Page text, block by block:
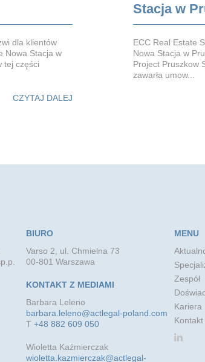
dla klientów
Nowa Stacja w
tej części
CZYTAJ DALEJ
Stacja w
ECC Real Estate
Nowa Stacja w
Project Pruszkow
zawarła umow...
BIURO
Varso 2, ul. Chmielna 73
00-801 Warszawa
KONTAKT Z MEDIAMI
Barbara Leleno
barbara.leleno@actlegal-poland.com
T +48 882 609 050
Wioletta Kaźmierczak
wioletta.kazmierczak@actlegal-
MENU
Zespół
Kariera
Kontakt